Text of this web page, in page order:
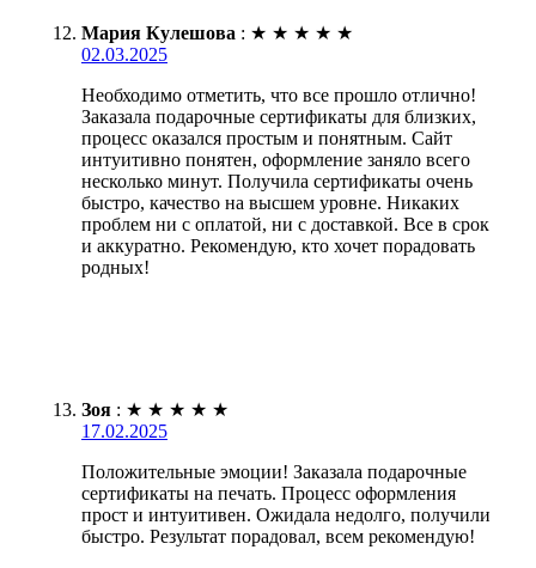
Мария Кулешова : ★ ★ ★ ★ ★
02.03.2025
Необходимо отметить, что все прошло отлично!
Заказала подарочные сертификаты для близких,
процесс оказался простым и понятным. Сайт
интуитивно понятен, оформление заняло всего
несколько минут. Получила сертификаты очень
быстро, качество на высшем уровне. Никаких
проблем ни с оплатой, ни с доставкой. Все в срок
и аккуратно. Рекомендую, кто хочет порадовать
родных!
Зоя : ★ ★ ★ ★ ★
17.02.2025
Положительные эмоции! Заказала подарочные
сертификаты на печать. Процесс оформления
прост и интуитивен. Ожидала недолго, получили
быстро. Результат порадовал, всем рекомендую!